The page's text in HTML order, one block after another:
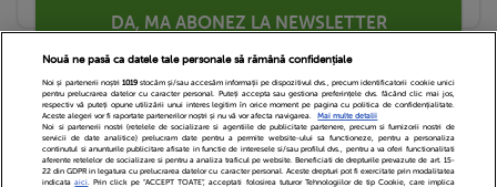
DA, MA ABONEZ LA NEWSLETTER
Nouă ne pasă ca datele tale personale să rămână confidențiale
Noi și partenerii noștri 1019stocăm și/sau accesăm informații pe dispozitivul dvs., precum identificatorii cookie unici
pentru prelucrarea datelor cu caracter personal. Puteți accepta sau gestiona preferințele dvs. făcând clic mai jos,
respectiv vă puteți opune utilizării unui interes legitim în orice moment pe pagina cu politica de confidențialitate.
Aceste alegeri vor fi raportate partenerilor noștri și nu vă vor afecta navigarea.
Mai multe detalii
Noi si partenerii nostri (retelele de socializare si agentiile de publicitate partenere, precum si furnizorii nostri de
servicii de date analitice) prelucram date pentru a permite website-ului sa functioneze, pentru a personaliza
continutul si anunturile publicitare afisate in functie de interesele si/sau profilul dvs., pentru a va oferi functionalitati
aferente retelelor de socializare si pentru a analiza traficul pe website. Beneficiati de drepturile prevazute de art. 15-
22 din GDPR in legatura cu prelucrarea datelor cu caracter personal. Aceste drepturi pot fi exercitate prin modalitatea
indicataaici. Prin click pe “ACCEPT TOATE”, acceptati folosirea tuturor Tehnologiilor de tip Cookie, care implica